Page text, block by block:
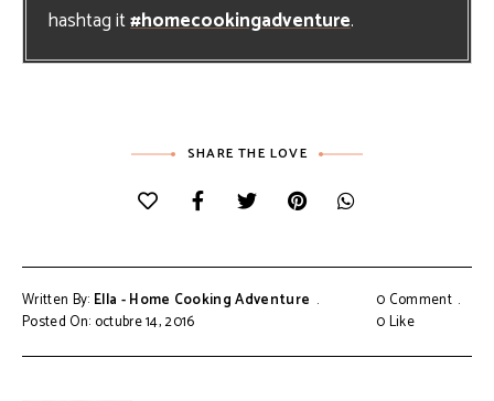
hashtag it#homecookingadventure.
SHARE THE LOVE
Written By: Ella - Home Cooking Adventure
Posted On: octubre 14, 2016
0 Comment
0Like